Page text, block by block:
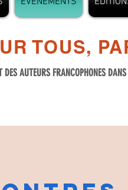
TOUS,
AUTEURS FRANCOPHONES